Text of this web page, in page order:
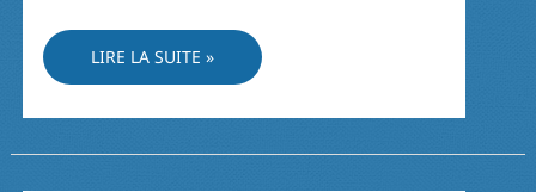
JÉSUS,
LE
PRODIGUE
DU
LIRE LA SUITE »